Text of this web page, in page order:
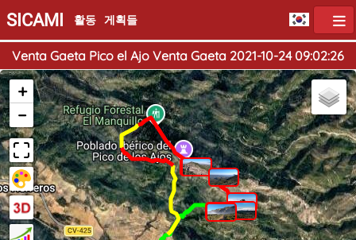
SICAMI 활동 게획들
Venta Gaeta Pico el Ajo Venta Gaeta 2021-10-24 09:02:26
+
−